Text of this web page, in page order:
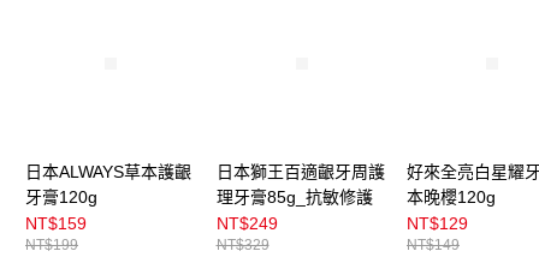
日本ALWAYS草本護齦
牙膏120g
NT$159
NT$199
日本獅王百適齦牙周護
理牙膏85g_抗敏修護
NT$249
NT$329
好來全亮白星耀
本晚櫻120g
NT$129
NT$149